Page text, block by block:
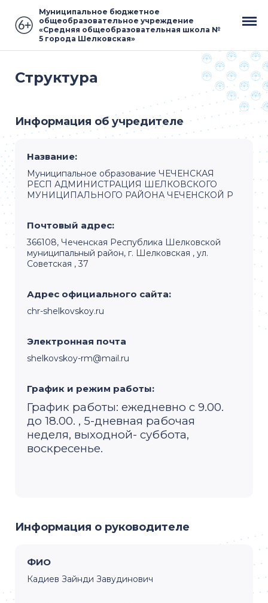
Муниципальное бюджетное
общеобразовательное учреждение
«Средняя общеобразовательная школа №
5 города Шелковская»
Структура
Информация об учредителе
Название:
Муниципальное образование ЧЕЧЕНСКАЯ
РЕСП АДМИНИСТРАЦИЯ ШЕЛКОВСКОГО
МУНИЦИПАЛЬНОГО РАЙОНА ЧЕЧЕНСКОЙ Р
Почтовый адрес:
366108, Чеченская Республика Шелковской
муниципальный район, г. Шелковская , ул.
Советская , 37
Адрес официального сайта:
chr-shelkovskoy.ru
Электронная почта
shelkovskoy-rm@mail.ru
График и режим работы:
График работы: ежедневно с 9.00.
до 18.00. , 5-дневная рабочая
неделя, выходной- суббота,
воскресенье.
Информация о руководителе
ФИО
Кадиев Зайнди Завудинович